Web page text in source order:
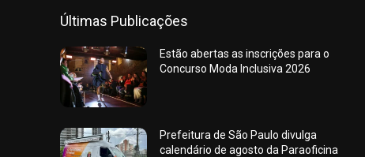
Últimas Publicações
Estão abertas as inscrições para o
Concurso Moda Inclusiva 2026
Prefeitura de São Paulo divulga
calendário de agosto da Paraoficina